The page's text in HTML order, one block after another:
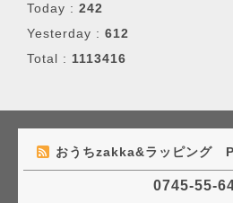
Today : 242
Yesterday : 612
Total : 1113416
おうちzakka&ラッピング
0745-55-